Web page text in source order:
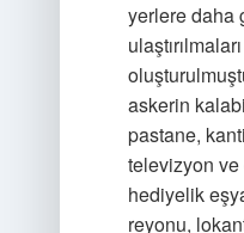
yerlere daha
askerin
pastane,
televizyon ve
hediyelik
reyonu,